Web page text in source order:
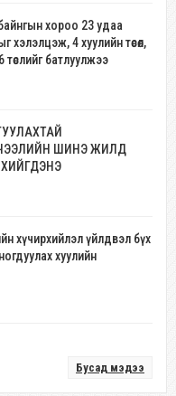
хороо 23 удаа
хэлэлцэж, 4 хуулийн төсөл,
батлуулжээ
ШИНЭ ЖИЛД
хүчирхийлэл үйлдвэл бүх
хуулийн
Бусад мэдээ